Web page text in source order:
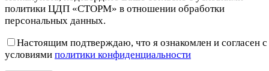
политики ЦДП «СТОРМ» в отношении обработки
персональных данных.
Настоящим подтверждаю, что я ознакомлен и согласен с
условиями политики конфиденциальности